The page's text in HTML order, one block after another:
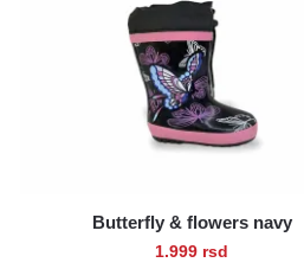
Butterfly & flowers navy
1.999 rsd